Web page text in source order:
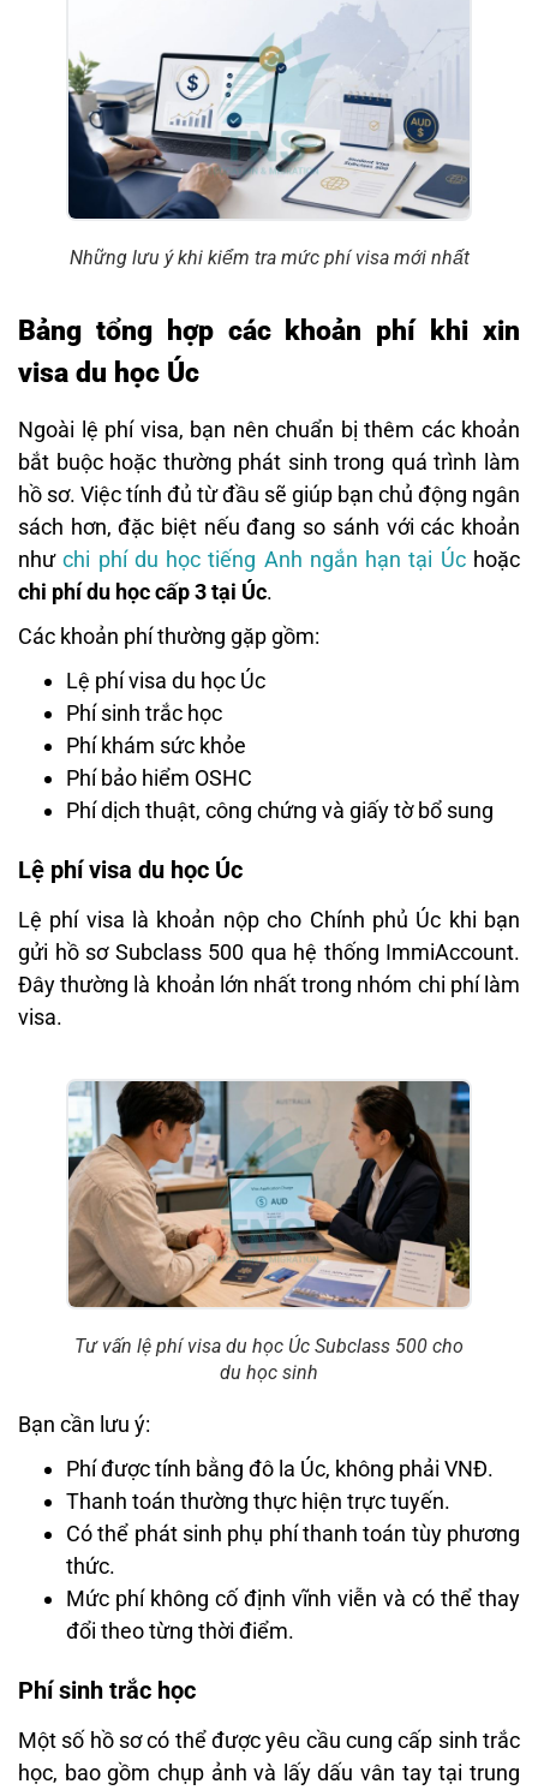
Những lưu ý khi kiểm tra mức phí visa mới nhất
Bảng tổng hợp các khoản phí khi xin
visa du học Úc
Ngoài lệ phí visa, bạn nên chuẩn bị thêm các khoản
bắt buộc hoặc thường phát sinh trong quá trình làm
hồ sơ. Việc tính đủ từ đầu sẽ giúp bạn chủ động ngân
sách hơn, đặc biệt nếu đang so sánh với các khoản
nhưchi phí du học tiếng Anh ngắn hạn tại Úchoặc
chi phí du học cấp 3 tại Úc.
Các khoản phí thường gặp gồm:
Lệ phí visa du học Úc
Phí sinh trắc học
Phí khám sức khỏe
Phí bảo hiểm OSHC
Phí dịch thuật, công chứng và giấy tờ bổ sung
Lệ phí visa du học Úc
Lệ phí visa là khoản nộp cho Chính phủ Úc khi bạn
gửi hồ sơ Subclass 500 qua hệ thống ImmiAccount.
Đây thường là khoản lớn nhất trong nhóm chi phí làm
visa.
Tư vấn lệ phí visa du học Úc Subclass 500 cho
du học sinh
Bạn cần lưu ý:
Phí được tính bằng đô la Úc, không phải VNĐ.
Thanh toán thường thực hiện trực tuyến.
Có thể phát sinh phụ phí thanh toán tùy phương
thức.
Mức phí không cố định vĩnh viễn và có thể thay
đổi theo từng thời điểm.
Phí sinh trắc học
Một số hồ sơ có thể được yêu cầu cung cấp sinh trắc
học, bao gồm chụp ảnh và lấy dấu vân tay tại trung